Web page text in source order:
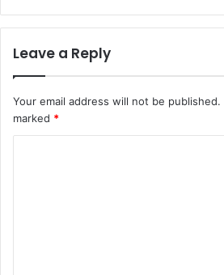
Leave a Reply
Your email address will not be published.
marked *